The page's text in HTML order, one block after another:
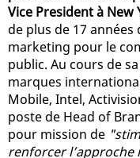
Vice President à New
de plus de 17 années
marketing pour le
public. Au cours de
marques
Mobile, Intel,
poste de Head of
pour mission de
renforcer l’approche